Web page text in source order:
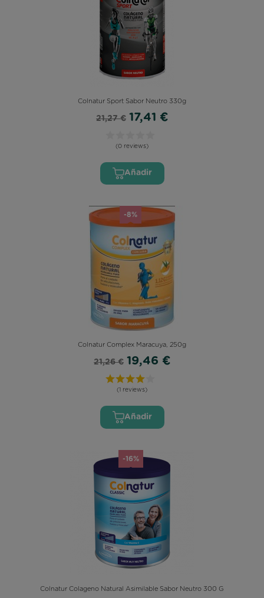
Colnatur Sport Sabor Neutro 330g
21,27 € 17,41 €
(0 reviews)
Añadir
Colnatur Complex Maracuya, 250g
21,26 € 19,46 €
(1 reviews)
Añadir
-8%
Colnatur Colageno Natural Asimilable Sabor Neutro 300 G
-16%